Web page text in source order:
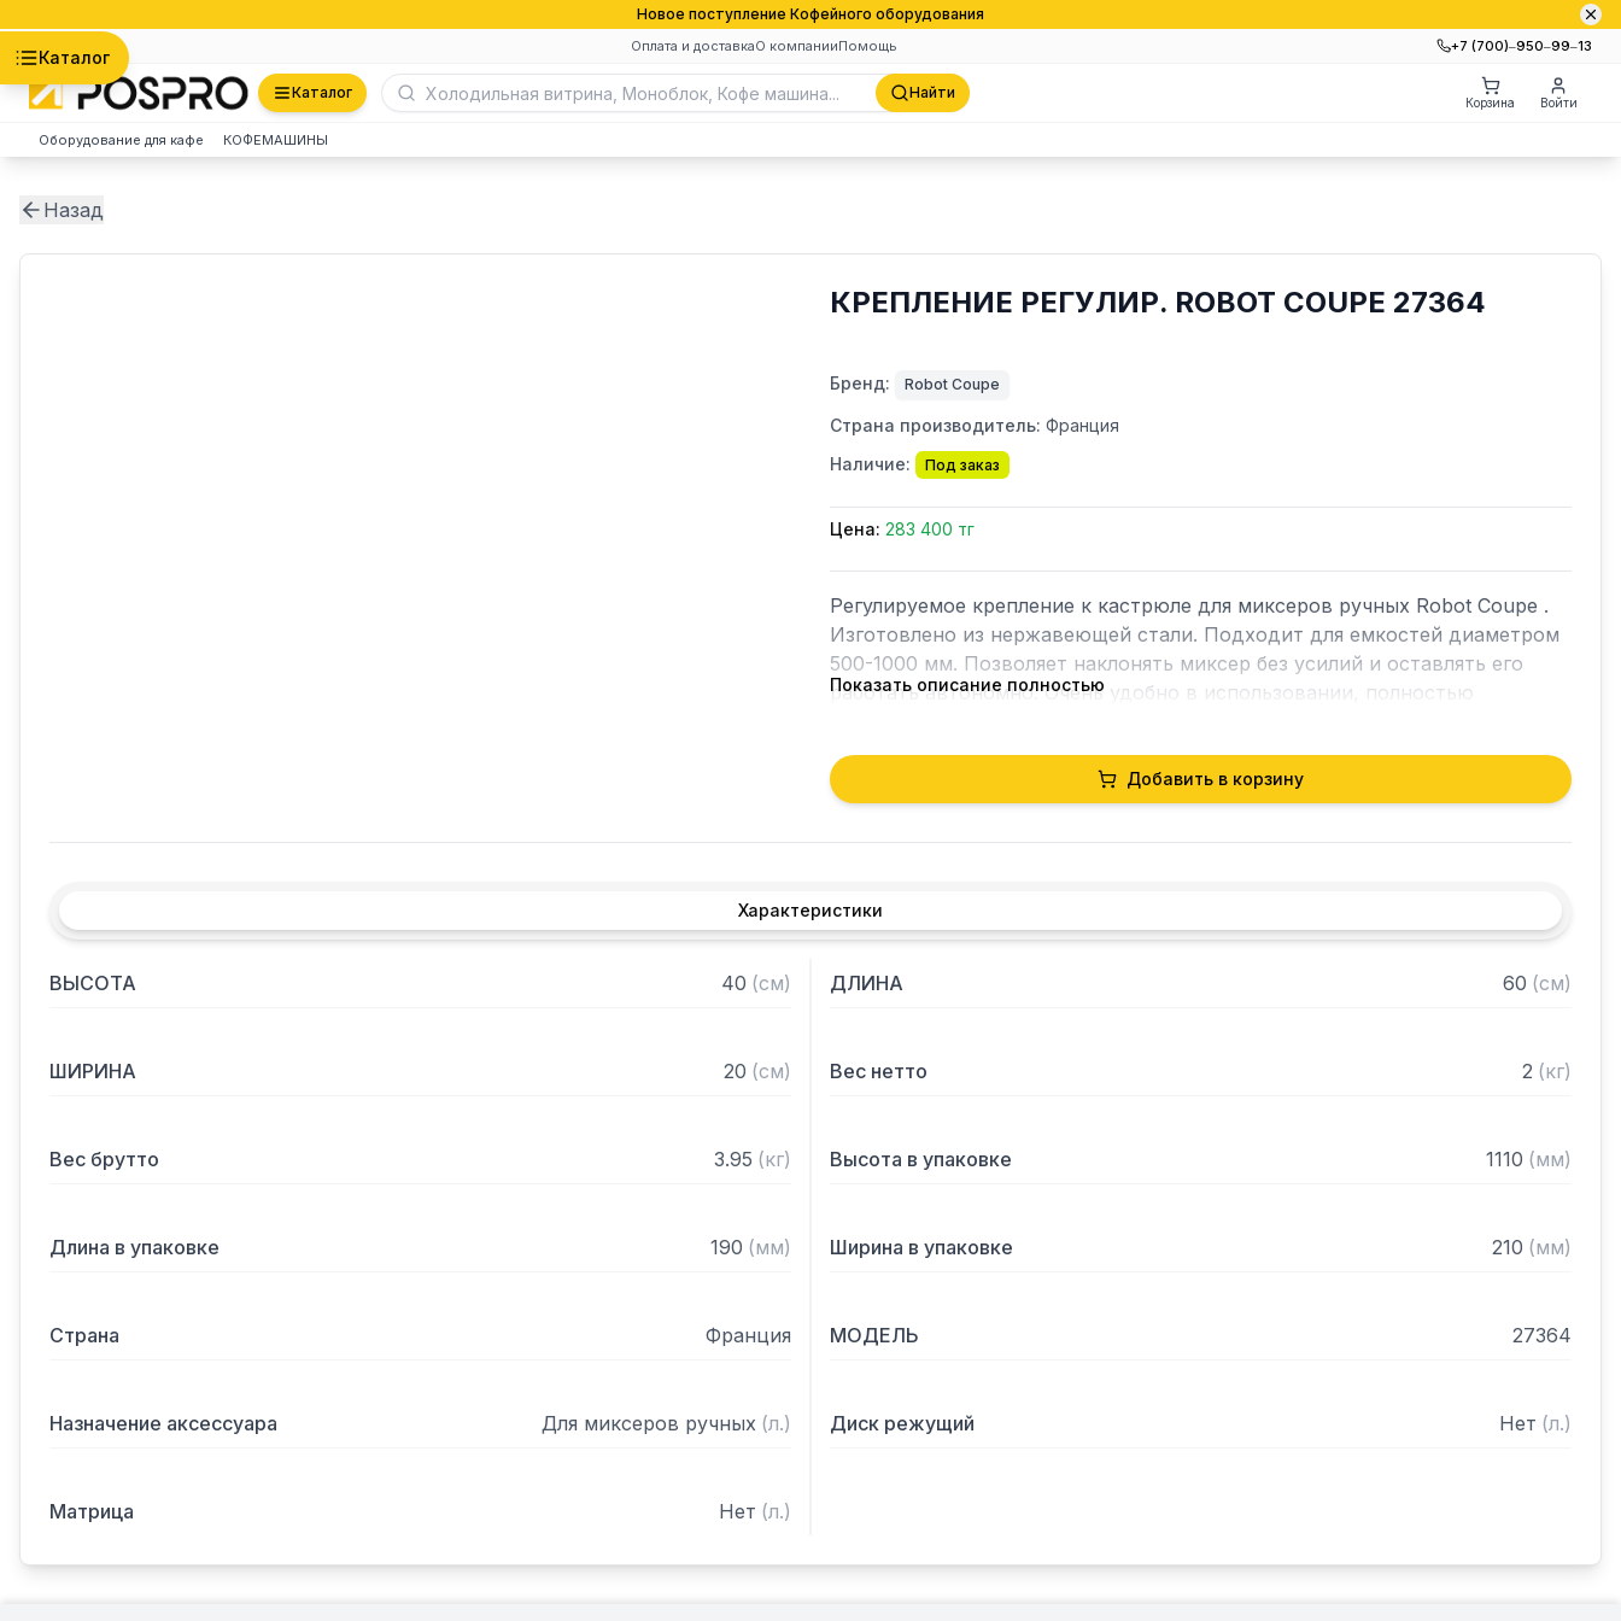
Новое поступление Кофейного оборудования
Оплата и доставкаО компанииПомощь +7 (700)‒950‒99‒13
Каталог
Каталог Найти
Корзина Войти
Оборудование для кафе КОФЕМАШИНЫ
Назад
КРЕПЛЕНИЕ РЕГУЛИР. ROBOT COUPE 27364
Бренд: Robot Coupe
Страна производитель: Франция
Наличие:
Под заказ
Цена: 283 400 тг
Регулируемое крепление к кастрюле для миксеров ручных Robot Coupe .
Изготовлено из нержавеющей стали. Подходит для емкостей диаметром
500-1000 мм. Позволяет наклонять миксер без усилий и оставлять его
работать автономно. Очень удобно в использовании, полностью
снижает риск травм, облегчает работу пользователя и контроль процесса
приготовления.
Артикул производителя: 27364.
Показать описание полностью
Добавить в корзину
Характеристики
ВЫСОТА 40 (см) ДЛИНА 60 (см)
ШИРИНА 20 (см) Вес нетто 2 (кг)
Вес брутто 3.95 (кг) Высота в упаковке 1110 (мм)
Длина в упаковке 190 (мм) Ширина в упаковке 210 (мм)
Страна Франция МОДЕЛЬ 27364
Назначение аксессуара Для миксеров ручных (л.) Диск режущий Нет (л.)
Матрица Нет (л.)